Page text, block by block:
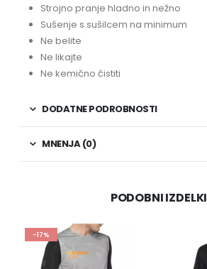
Strojno pranje hladno in nežno
Sušenje s sušilcem na minimum
Ne belite
Ne likajte
Ne kemično čistiti
DODATNE PODROBNOSTI
MNENJA (0)
PODOBNI IZDELKI
-17%